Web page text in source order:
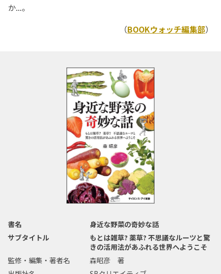
か...。
（BOOKウォッチ編集部）
書名
身近な野菜の奇妙な話
サブタイトル
もとは雑草? 薬草? 不思議なルーツと驚
きの活用法があふれる世界へようこそ
監修・編集・著者名
森昭彦 著